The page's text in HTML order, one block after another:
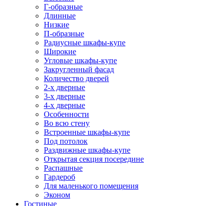
Г-образные
Длинные
Низкие
П-образные
Радиусные шкафы-купе
Широкие
Угловые шкафы-купе
Закругленный фасад
Количество дверей
2-х дверные
3-х дверные
4-х дверные
Особенности
Во всю стену
Встроенные шкафы-купе
Под потолок
Раздвижные шкафы-купе
Открытая секция посередине
Распашные
Гардероб
Для маленького помещения
Эконом
Гостиные